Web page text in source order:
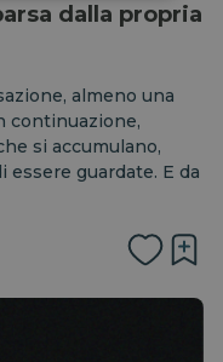
dalla propria
almeno una
continuazione,
si accumulano,
guardate. E da